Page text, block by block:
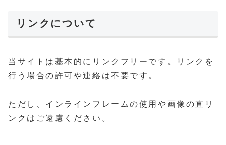
リンクについて
当サイトは基本的にリンクフリーです。リンクを
行う場合の許可や連絡は不要です。
ただし、インラインフレームの使用や画像の直リ
ンクはご遠慮ください。